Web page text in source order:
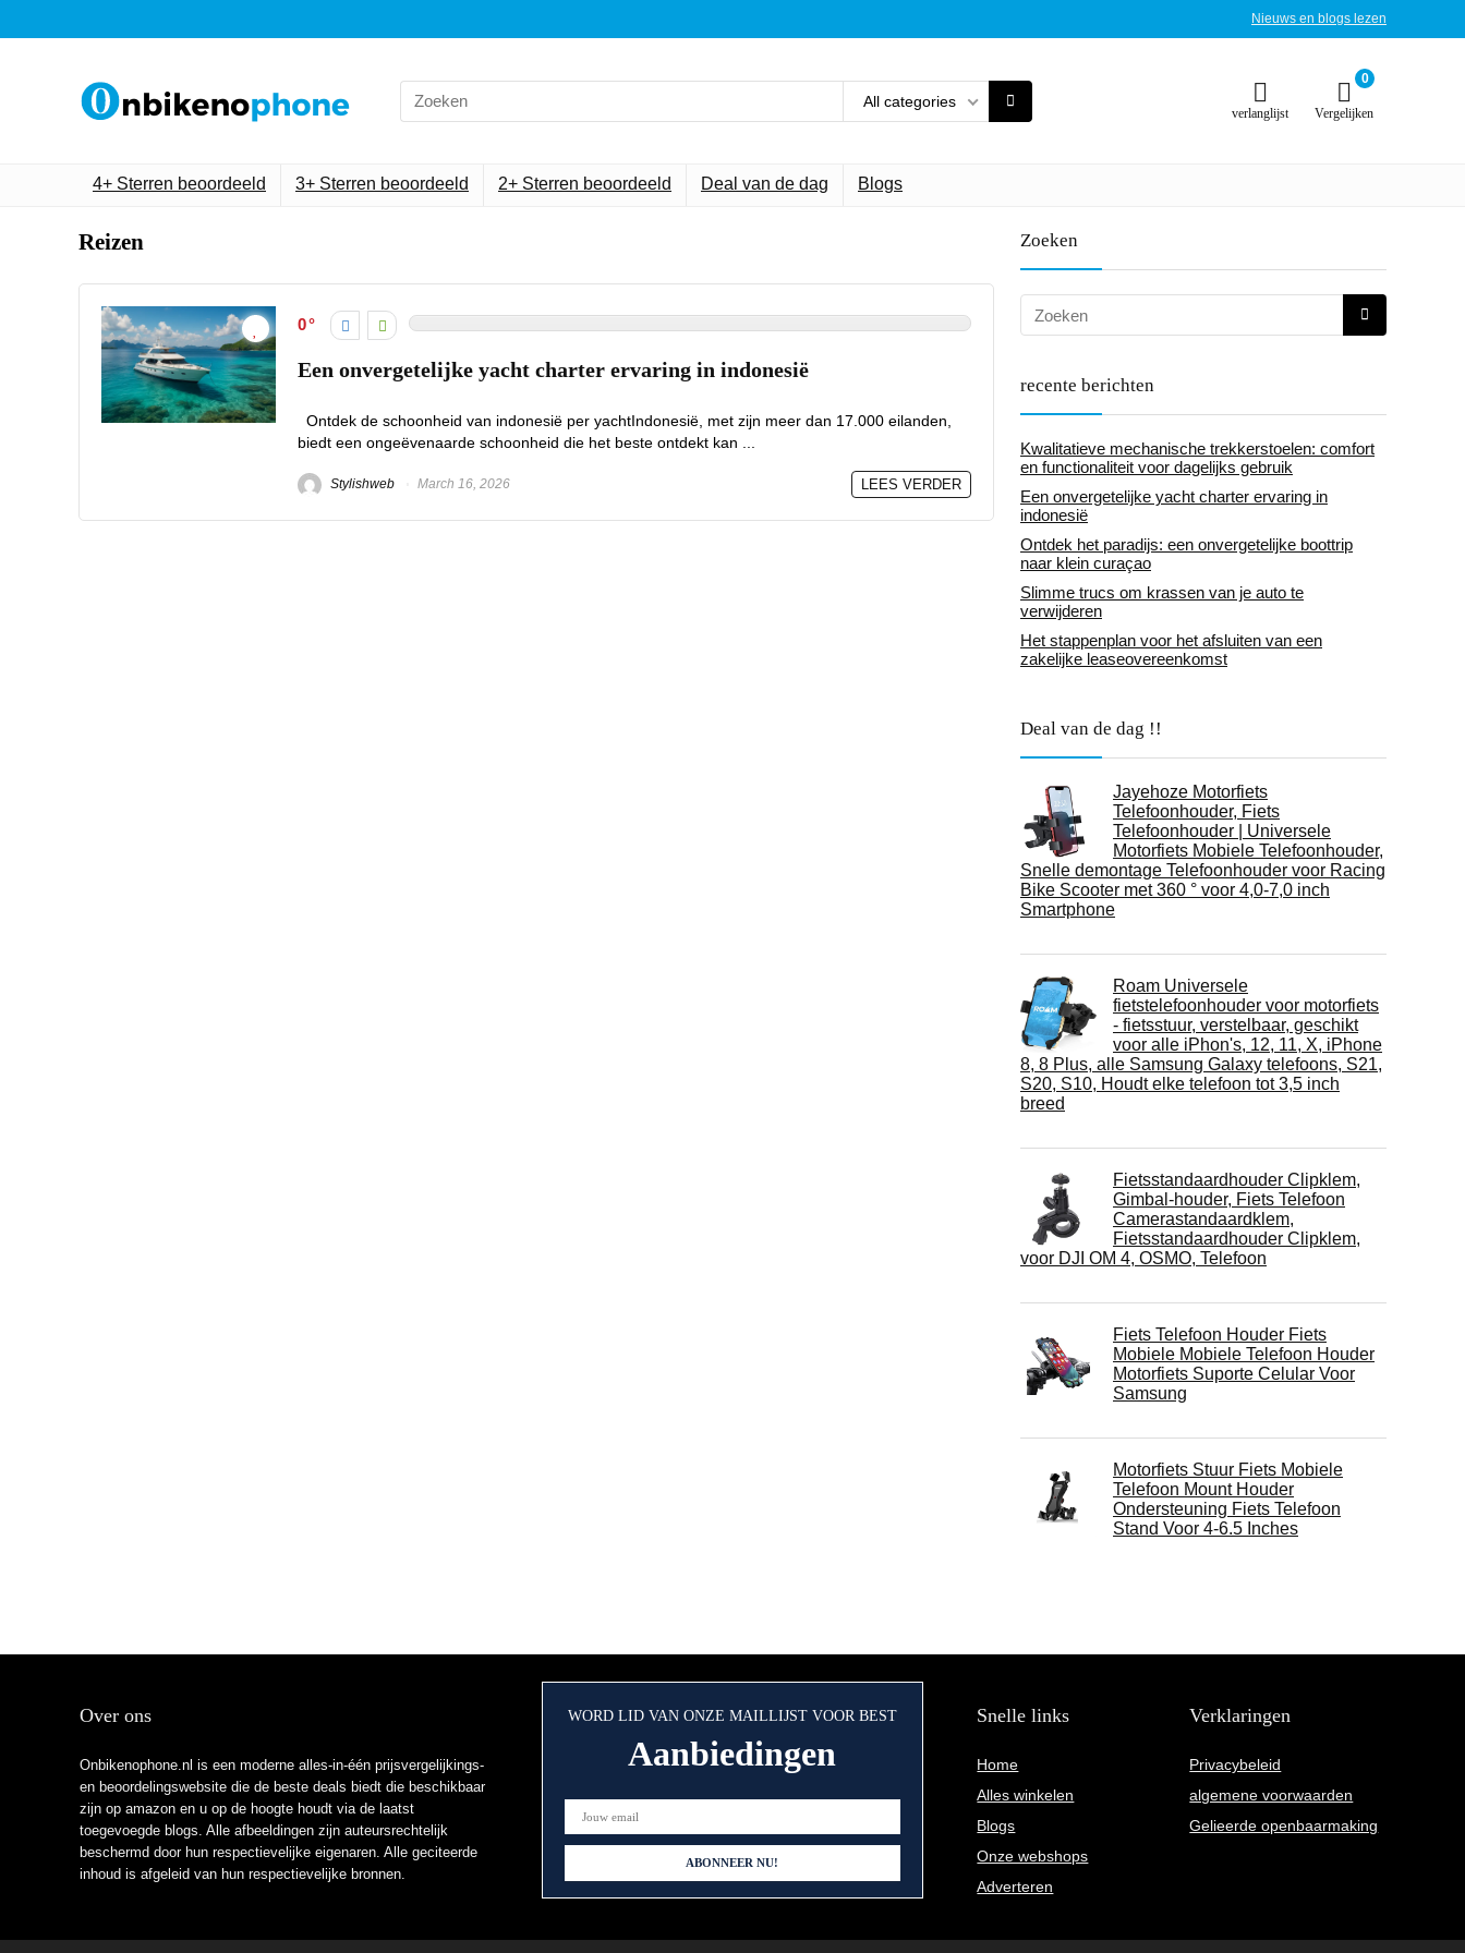
Nieuws en blogs lezen
Search
for:
All categories
verlanglijst
0
Vergelijken
4+ Sterren beoordeeld 3+ Sterren beoordeeld 2+ Sterren beoordeeld Deal van de dag Blogs
Reizen
0
Een onvergetelijke yacht charter ervaring in indonesië
Ontdek de schoonheid van indonesië per yachtIndonesië, met zijn meer dan 17.000 eilanden,
biedt een ongeëvenaarde schoonheid die het beste ontdekt kan ...
Stylishweb March 16, 2026 LEES VERDER
Zoeken
recente berichten
Kwalitatieve mechanische trekkerstoelen: comfort
en functionaliteit voor dagelijks gebruik
Een onvergetelijke yacht charter ervaring in
indonesië
Ontdek het paradijs: een onvergetelijke boottrip
naar klein curaçao
Slimme trucs om krassen van je auto te
verwijderen
Het stappenplan voor het afsluiten van een
zakelijke leaseovereenkomst
Deal van de dag !!
Jayehoze Motorfiets
Telefoonhouder, Fiets
Telefoonhouder | Universele
Motorfiets Mobiele Telefoonhouder,
Snelle demontage Telefoonhouder voor Racing
Bike Scooter met 360 ° voor 4,0-7,0 inch
Smartphone
Roam Universele
fietstelefoonhouder voor motorfiets
- fietsstuur, verstelbaar, geschikt
voor alle iPhon's, 12, 11, X, iPhone
8, 8 Plus, alle Samsung Galaxy telefoons, S21,
S20, S10, Houdt elke telefoon tot 3,5 inch
breed
Fietsstandaardhouder Clipklem,
Gimbal-houder, Fiets Telefoon
Camerastandaardklem,
Fietsstandaardhouder Clipklem,
voor DJI OM 4, OSMO, Telefoon
Fiets Telefoon Houder Fiets
Mobiele Mobiele Telefoon Houder
Motorfiets Suporte Celular Voor
Samsung
Motorfiets Stuur Fiets Mobiele
Telefoon Mount Houder
Ondersteuning Fiets Telefoon
Stand Voor 4-6.5 Inches
Over ons
Onbikenophone.nl is een moderne alles-in-één prijsvergelijkings-
en beoordelingswebsite die de beste deals biedt die beschikbaar
zijn op amazon en u op de hoogte houdt via de laatst
toegevoegde blogs. Alle afbeeldingen zijn auteursrechtelijk
beschermd door hun respectievelijke eigenaren. Alle geciteerde
inhoud is afgeleid van hun respectievelijke bronnen.
WORD LID VAN ONZE MAILLIJST VOOR BEST
Aanbiedingen
Snelle links
Home
Alles winkelen
Blogs
Onze webshops
Adverteren
Verklaringen
Privacybeleid
algemene voorwaarden
Gelieerde openbaarmaking